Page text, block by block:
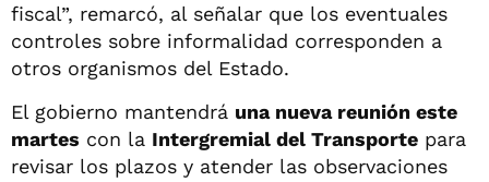
fiscal”, remarcó, al señalar que los eventuales
controles sobre informalidad corresponden a
otros organismos del Estado.
El gobierno mantendrá una nueva reunión este
martes con la Intergremial del Transporte para
revisar los plazos y atender las observaciones